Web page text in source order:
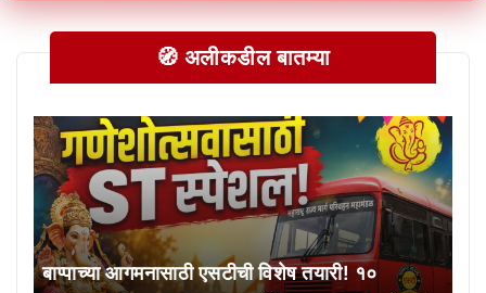
🧭 अलीकडील बातम्या
बाप्पाच्या आगमनासाठी एसटीची विशेष तयारी! १०